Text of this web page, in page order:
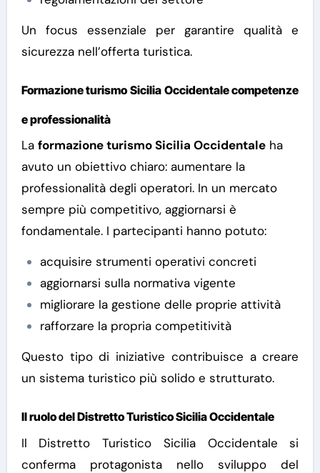
Un focus essenziale per garantire qualità e
sicurezza nell’offerta turistica.
Formazione turismo Sicilia Occidentale competenze
e professionalità
La formazione turismo Sicilia Occidentaleha
avuto un obiettivo chiaro: aumentare la
professionalità degli operatori. In un mercato
sempre più competitivo, aggiornarsi è
fondamentale. I partecipanti hanno potuto:
acquisire strumenti operativi concreti
aggiornarsi sulla normativa vigente
migliorare la gestione delle proprie attività
rafforzare la propria competitività
Questo tipo di iniziative contribuisce a creare
un sistema turistico più solido e strutturato.
Il ruolo del Distretto Turistico Sicilia Occidentale
Il Distretto Turistico Sicilia Occidentale si
conferma protagonista nello sviluppo del